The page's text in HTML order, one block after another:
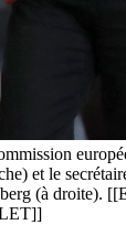
et le
(à droite).